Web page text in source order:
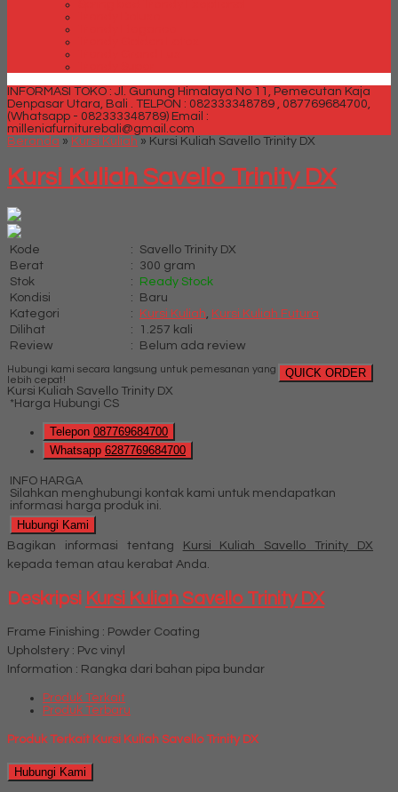
INFORMASI TOKO : Jl. Gunung Himalaya No 11, Pemecutan Kaja
Denpasar Utara, Bali . TELPON : 082333348789 , 087769684700,
(Whatsapp - 082333348789) Email :
milleniafurniturebali@gmail.com
Beranda » Kursi Kuliah » Kursi Kuliah Savello Trinity DX
Kursi Kuliah Savello Trinity DX
Kode :
Savello Trinity DX
Berat
:
300 gram
Stok
:
Ready Stock
Kondisi
:
Baru
Kategori
: Kursi Kuliah Kursi Kuliah Futura
Dilihat
:
1.257 kali
Review
: Belum ada review
QUICK ORDER
Hubungi kami secara langsung untuk pemesanan yang
lebih cepat!
Kursi Kuliah Savello Trinity DX
*Harga Hubungi CS
Telepon 087769684700
Whatsapp 6287769684700
INFO HARGA
Silahkan menghubungi kontak kami untuk mendapatkan
informasi harga produk ini.
Hubungi Kami
Bagikan informasi tentang
Kursi Kuliah Savello Trinity DX
kepada teman atau kerabat Anda.
Deskripsi Kursi Kuliah Savello Trinity DX
Frame Finishing : Powder Coating
Upholstery : Pvc vinyl
Information : Rangka dari bahan pipa bundar
Produk Terkait
Produk Terbaru
Produk Terkait Kursi Kuliah Savello Trinity DX
Hubungi Kami